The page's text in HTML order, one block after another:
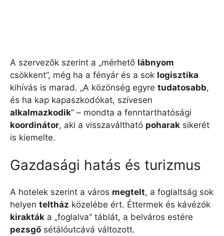
A szervezők szerint a „mérhető lábnyom
csökkent”, még ha a fényár és a sok logisztika
kihívás is marad. „A közönség egyre tudatosabb,
és ha kap kapaszkodókat, szívesen
alkalmazkodik” – mondta a fenntarthatósági
koordinátor, aki a visszaváltható poharak sikerét
is kiemelte.
Gazdasági hatás és turizmus
A hotelek szerint a város megtelt, a foglaltság sok
helyen teltház közelébe ért. Éttermek és kávézók
kirakták a „foglalva” táblát, a belváros estére
pezsgő sétálóutcává változott.